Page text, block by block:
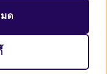
for cultural relations
ด